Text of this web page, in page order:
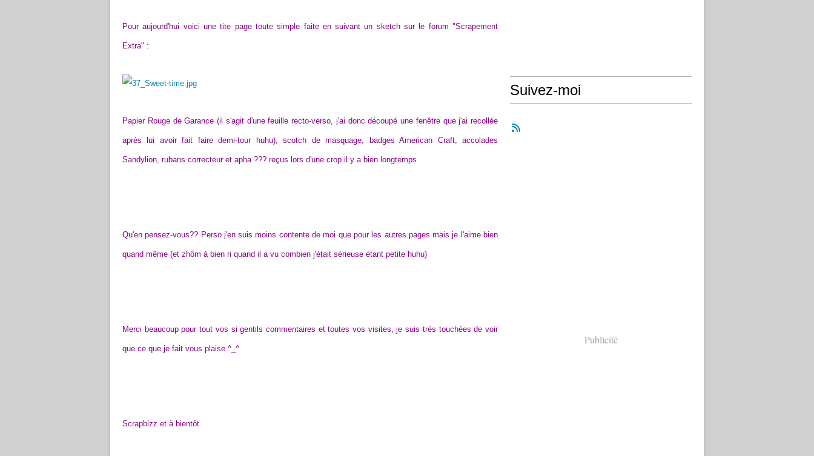
Pour aujourd'hui voici une tite page toute simple faite en suivant un sketch sur le forum "Scrapement
Extra" :
Papier Rouge de Garance (il s'agit d'une feuille recto-verso, j'ai donc découpé une fenêtre que j'ai recollée
après lui avoir fait faire demi-tour huhu), scotch de masquage, badges American Craft, accolades
Sandylion, rubans correcteur et apha ??? reçus lors d'une crop il y a bien longtemps
Qu'en pensez-vous?? Perso j'en suis moins contente de moi que pour les autres pages mais je l'aime bien
quand même (et zhôm à bien ri quand il a vu combien j'était sérieuse étant petite huhu)
Merci beaucoup pour tout vos si gentils commentaires et toutes vos visites, je suis très touchées de voir
que ce que je fait vous plaise ^_^
Scrapbizz et à bientôt
Suivez-moi
Publicité